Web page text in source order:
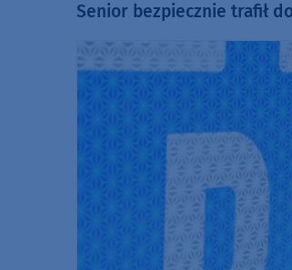
Senior bezpiecznie trafił